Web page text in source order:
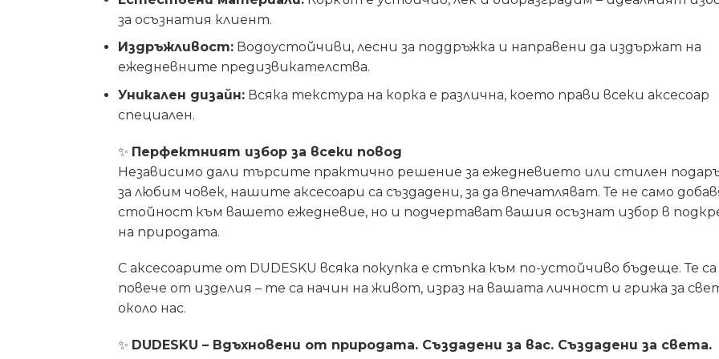
за осъзнатия клиент.
Издръжливост: Водоустойчиви, лесни за поддръжка и направени да издържат на
ежедневните предизвикателства.
Уникален дизайн: Всяка текстура на корка е различна, което прави всеки аксесоар
специален.
✨ Перфектният избор за всеки повод
Независимо дали търсите практично решение за ежедневието или стилен
за любим човек, нашите аксесоари са създадени, за да впечатляват. Те не само
стойност към вашето ежедневие, но и подчертават вашия осъзнат избор в
на природата.
С аксесоарите от DUDESKU всяка покупка е стъпка към по-устойчиво бъдеще. Те са
повече от изделия – те са начин на живот, израз на вашата личност и грижа за
около нас.
✨ DUDESKU – Вдъхновени от природата. Създадени за вас. Създадени за света.